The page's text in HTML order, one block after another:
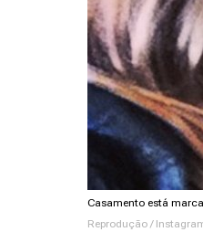
Casamento está
Reprodução /